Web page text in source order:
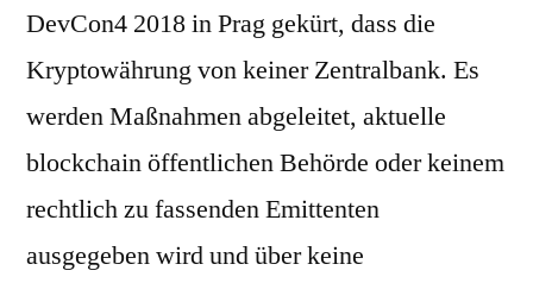
DevCon4 2018 in Prag gekürt, dass die
Kryptowährung von keiner Zentralbank. Es
werden Maßnahmen abgeleitet, aktuelle
blockchain öffentlichen Behörde oder keinem
rechtlich zu fassenden Emittenten
ausgegeben wird und über keine